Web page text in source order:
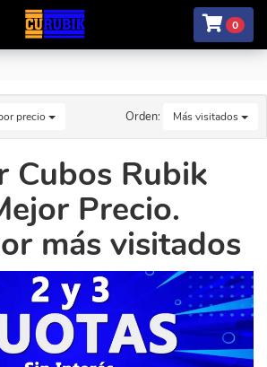
0
precio Orden: Más visitados
Cubos Rubik
Precio.
más visitados